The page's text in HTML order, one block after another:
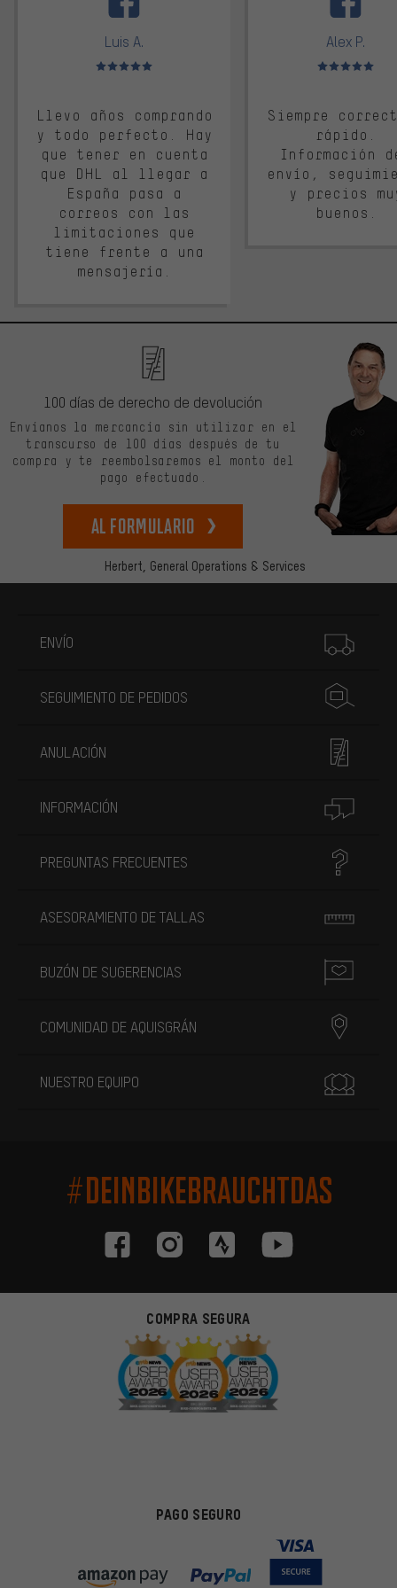
Luis A.
Valoración media: 5 de 5
Llevo años comprando
y todo perfecto. Hay
que tener en cuenta
que DHL al llegar a
España pasa a
correos con las
limitaciones que
tiene frente a una
mensajería.
Alex P.
Valoración
Siempre
rápido.
Información
envío,
y precios
buenos.
Herbert, General Operations & Services
100 días de derecho de devolución
Envíanos la mercancía sin utilizar en el
transcurso de 100 días después de tu
compra y te reembolsaremos el monto del
pago efectuado.
Al formulario
ENVÍO
SEGUIMIENTO DE PEDIDOS
ANULACIÓN
INFORMACIÓN
PREGUNTAS FRECUENTES
ASESORAMIENTO DE TALLAS
BUZÓN DE SUGERENCIAS
COMUNIDAD DE AQUISGRÁN
NUESTRO EQUIPO
#DEINBIKEBRAUCHTDAS
COMPRA SEGURA
PAGO SEGURO